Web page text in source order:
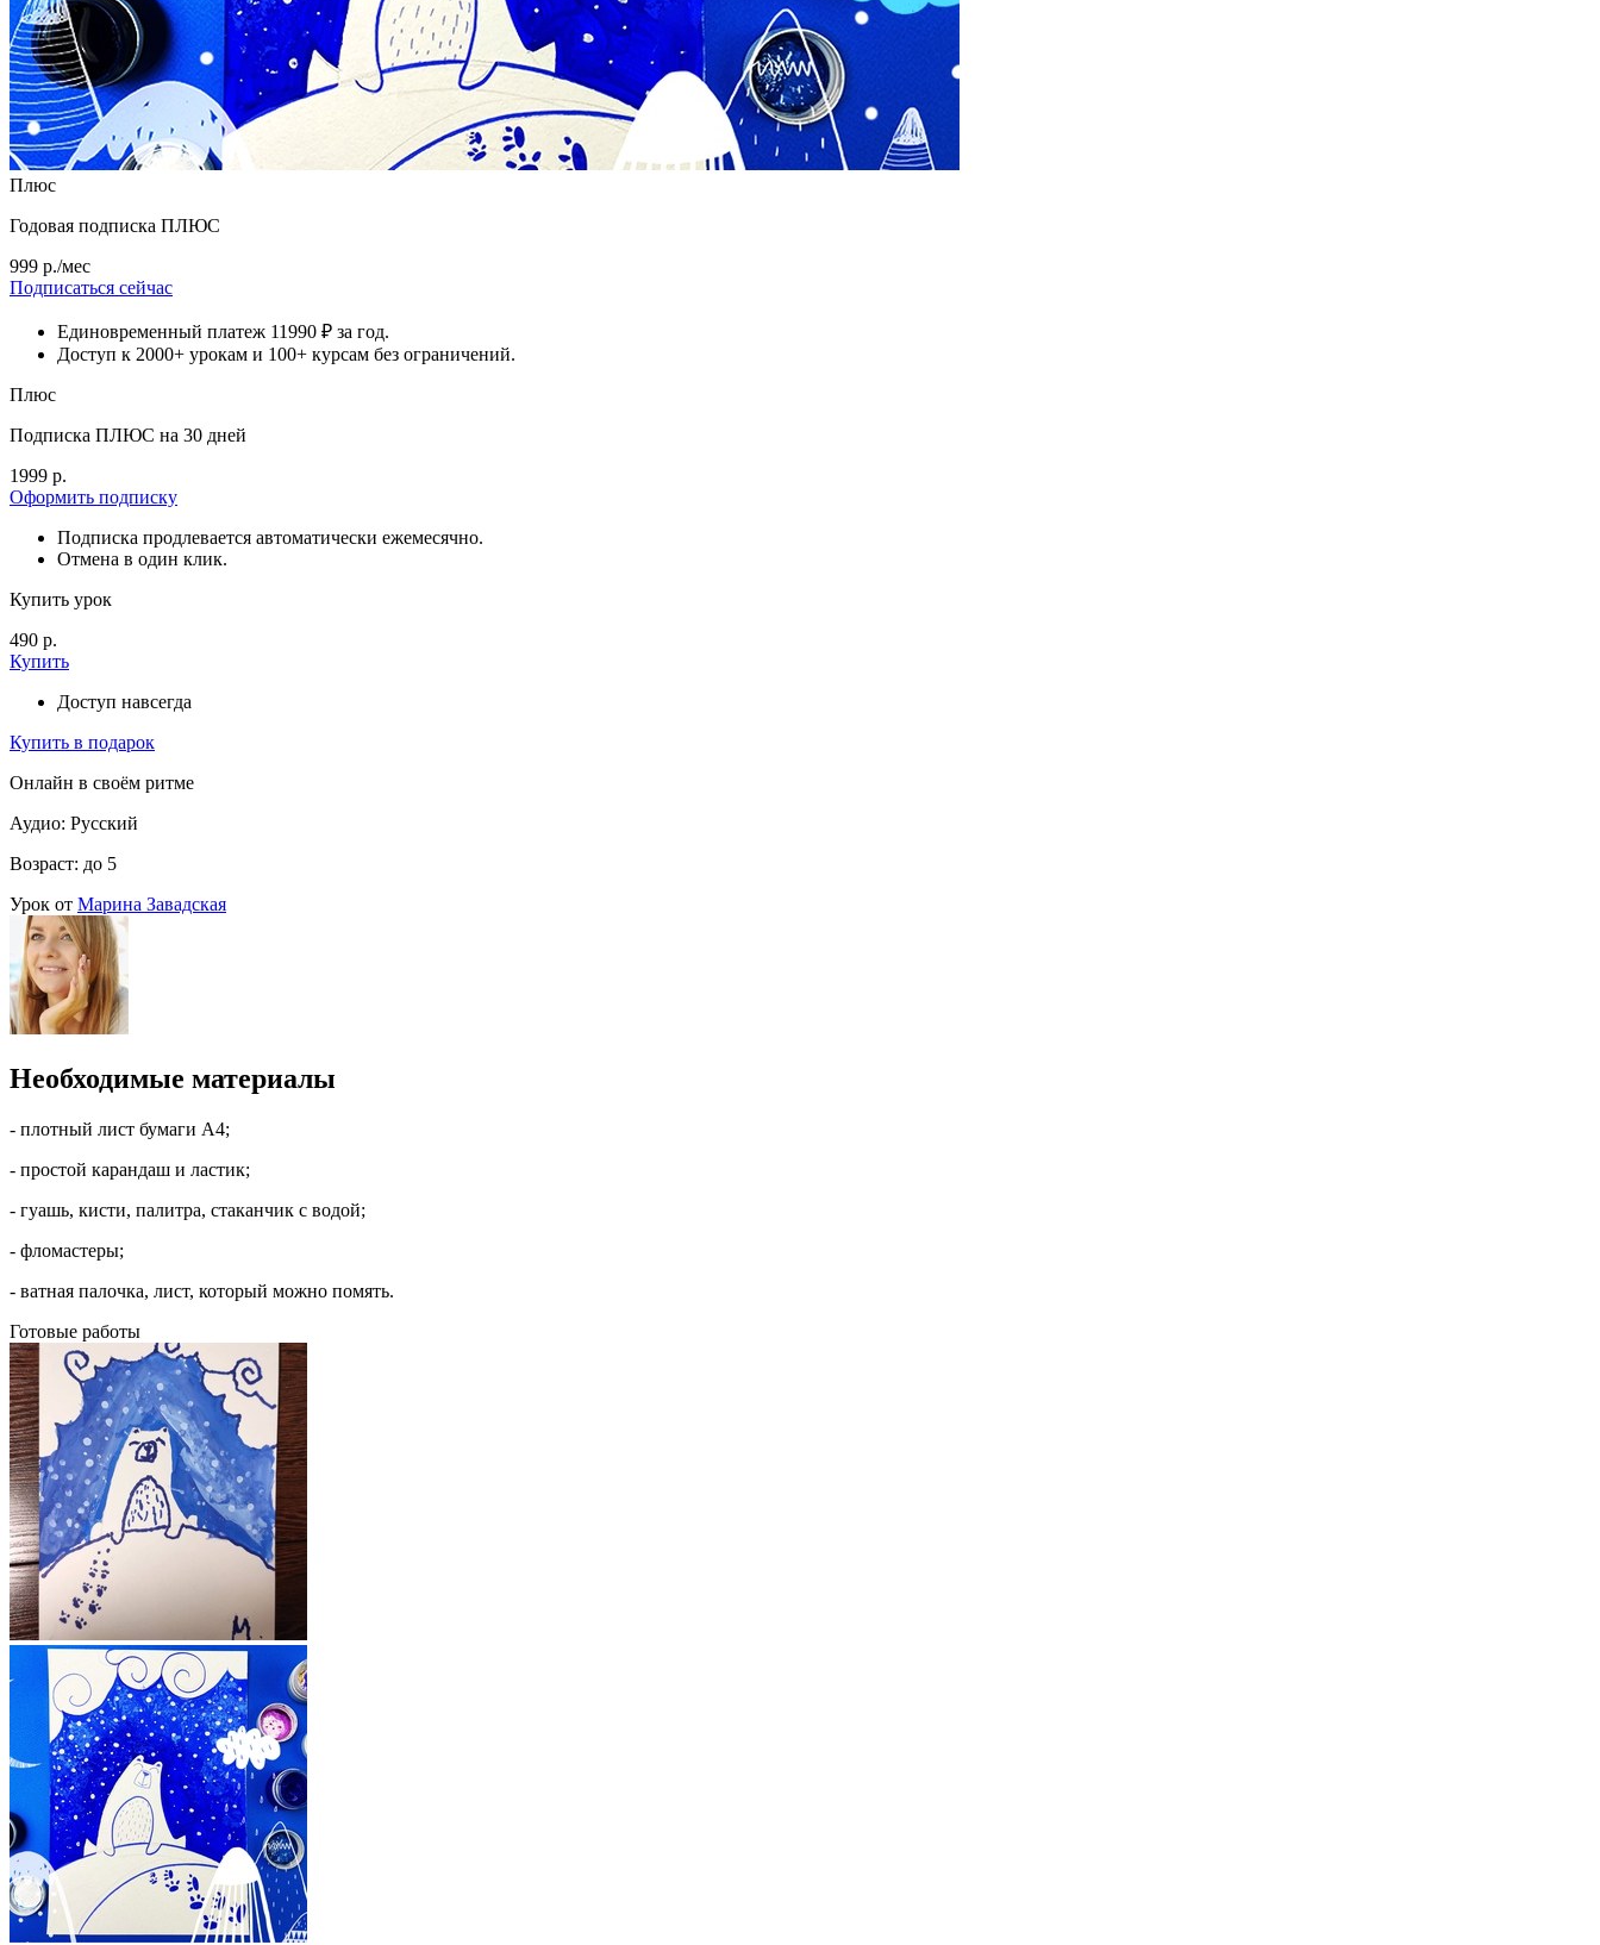
Плюс
Годовая подписка ПЛЮС
999 р./мес
Подписаться сейчас
Единовременный платеж 11990 ₽ за год.
Доступ к 2000+ урокам и 100+ курсам без ограничений.
Плюс
Подписка ПЛЮС на 30 дней
1999 р.
Оформить подписку
Подписка продлевается автоматически ежемесячно.
Отмена в один клик.
Купить урок
490 р.
Купить
Доступ навсегда
Купить в подарок
Онлайн в своём ритме
Аудио: Русский
Возраст: до 5
Урок от Марина Завадская
Необходимые материалы
- плотный лист бумаги А4;
- простой карандаш и ластик;
- гуашь, кисти, палитра, стаканчик с водой;
- фломастеры;
- ватная палочка, лист, который можно помять.
Готовые работы